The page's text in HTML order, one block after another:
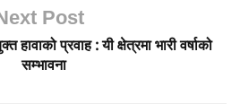
Post
प्रवाह : यी क्षेत्रमा भारी वर्षाको
सम्भावना